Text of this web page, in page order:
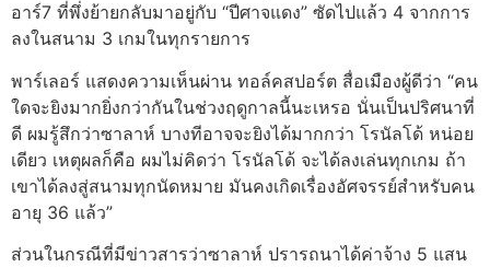
อาร์7 ที่พึ่งย้ายกลับมาอยู่กับ “ปีศาจแดง” ซัดไปแล้ว 4 จากการ
ลงในสนาม 3 เกมในทุกรายการ
พาร์เลอร์ แสดงความเห็นผ่าน ทอล์คสปอร์ต สื่อเมืองผู้ดีว่า “คน
ใดจะยิงมากยิ่งกว่ากันในช่วงฤดูกาลนี้นะเหรอ นั่นเป็นปริศนาที่
ดี ผมรู้สึกว่าซาลาห์ บางทีอาจจะยิงได้มากกว่า โรนัลโด้ หน่อย
เดียว เหตุผลก็คือ ผมไม่คิดว่า โรนัลโด้ จะได้ลงเล่นทุกเกม ถ้า
เขาได้ลงสู่สนามทุกนัดหมาย มันคงเกิดเรื่องอัศจรรย์สำหรับคน
อายุ 36 แล้ว”
ส่วนในกรณีที่มีข่าวสารว่าซาลาห์ ปรารถนาได้ค่าจ้าง 5 แสน